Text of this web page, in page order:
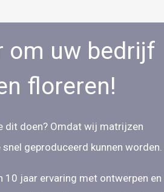
om uw bedrijf
floreren!
dit doen? Omdat wij matrijzen
geproduceerd kunnen worden.
10 jaar ervaring met ontwerpen en